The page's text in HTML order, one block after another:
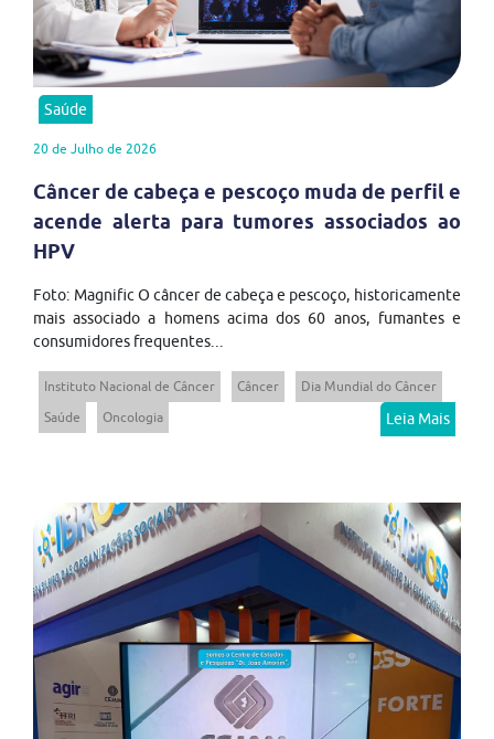
Saúde
20 de Julho de 2026
Câncer de cabeça e pescoço muda de perfil e
acende alerta para tumores associados ao
HPV
Foto: Magnific O câncer de cabeça e pescoço, historicamente
mais associado a homens acima dos 60 anos, fumantes e
consumidores frequentes...
Instituto Nacional de Câncer Câncer
Dia Mundial do Câncer
Saúde
Oncologia Leia Mais